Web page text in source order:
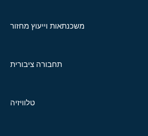
משכנתאות וייעוץ מחזור
תחבורה ציבורית
טלוויזיה